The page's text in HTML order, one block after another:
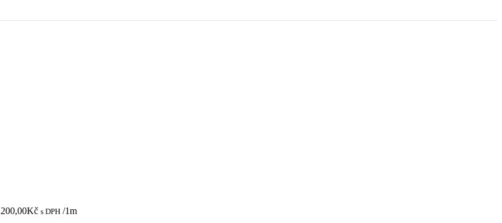
Kč s DPH /1m